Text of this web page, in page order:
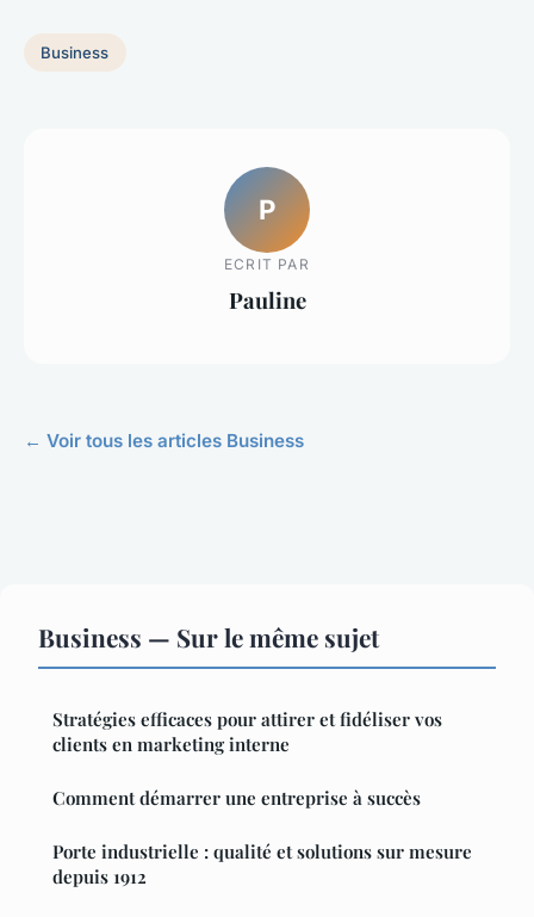
Business
P
ECRIT PAR
Pauline
← Voir tous les articles Business
Business — Sur le même sujet
Stratégies efficaces pour attirer et fidéliser vos
clients en marketing interne
Comment démarrer une entreprise à succès
Porte industrielle : qualité et solutions sur mesure
depuis 1912